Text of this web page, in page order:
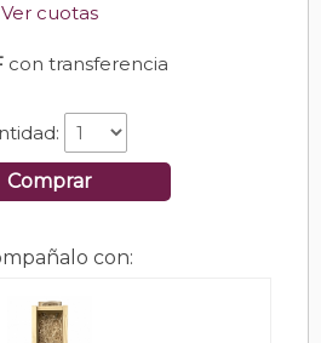
Ver cuotas
con transferencia
Comprar
con: